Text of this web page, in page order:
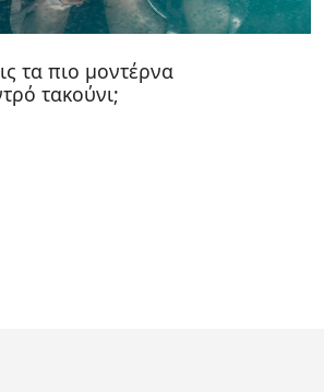
τα πιο μοντέρνα
τακούνι;